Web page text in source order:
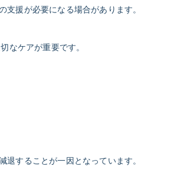
援が必要になる場合があります。
なケアが重要です。
することが一因となっています。